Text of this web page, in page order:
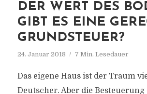
DER WERT DES
GIBT ES EINE
GRUNDSTEUER?
24. Januar 2018 7 Min. Lesedauer
Das eigene Haus ist der Traum
Deutscher. Aber die Besteuerung